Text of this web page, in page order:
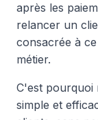
après les
relancer un
consacrée à
métier.
C'est pourquoi
simple et